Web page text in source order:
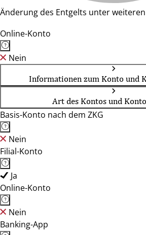
Änderung des Entgelts unter
Online-Konto
Nein
Informationen zum Konto und
Art des Kontos und
Basis-Konto nach dem ZKG
Nein
Filial-Konto
Ja
Online-Konto
Nein
Banking-App